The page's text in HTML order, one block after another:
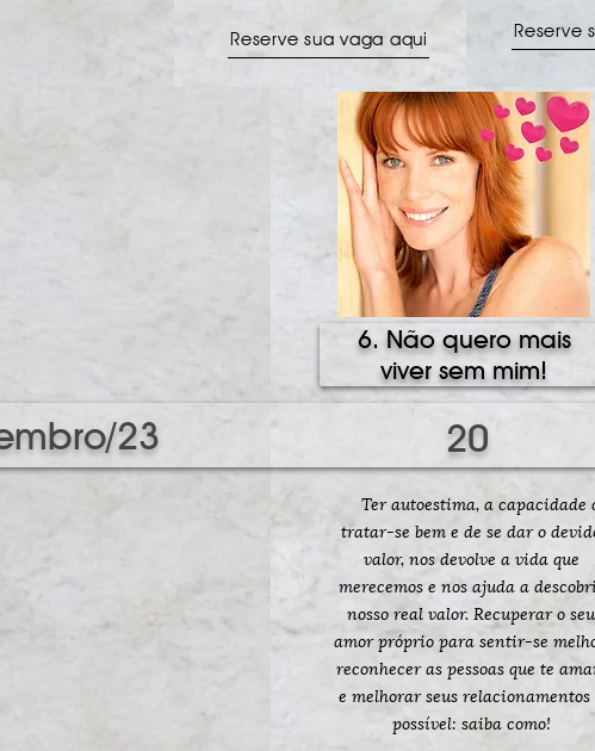
Reserve sua vaga aqui Reserve
23
6. Não quero mais
viver sem mim!
20
Ter autoestima, a capacidade
tratar-se bem e de se dar o
valor, nos devolve a vida que
merecemos e nos ajuda a
nosso real valor. Recuperar o seu
amor próprio para sentir-se
reconhecer as pessoas que te
e melhorar seus relacionamentos
possível: saiba como!